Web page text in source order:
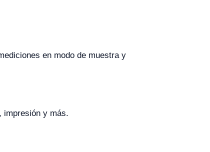
en modo de muestra y
impresión y más.